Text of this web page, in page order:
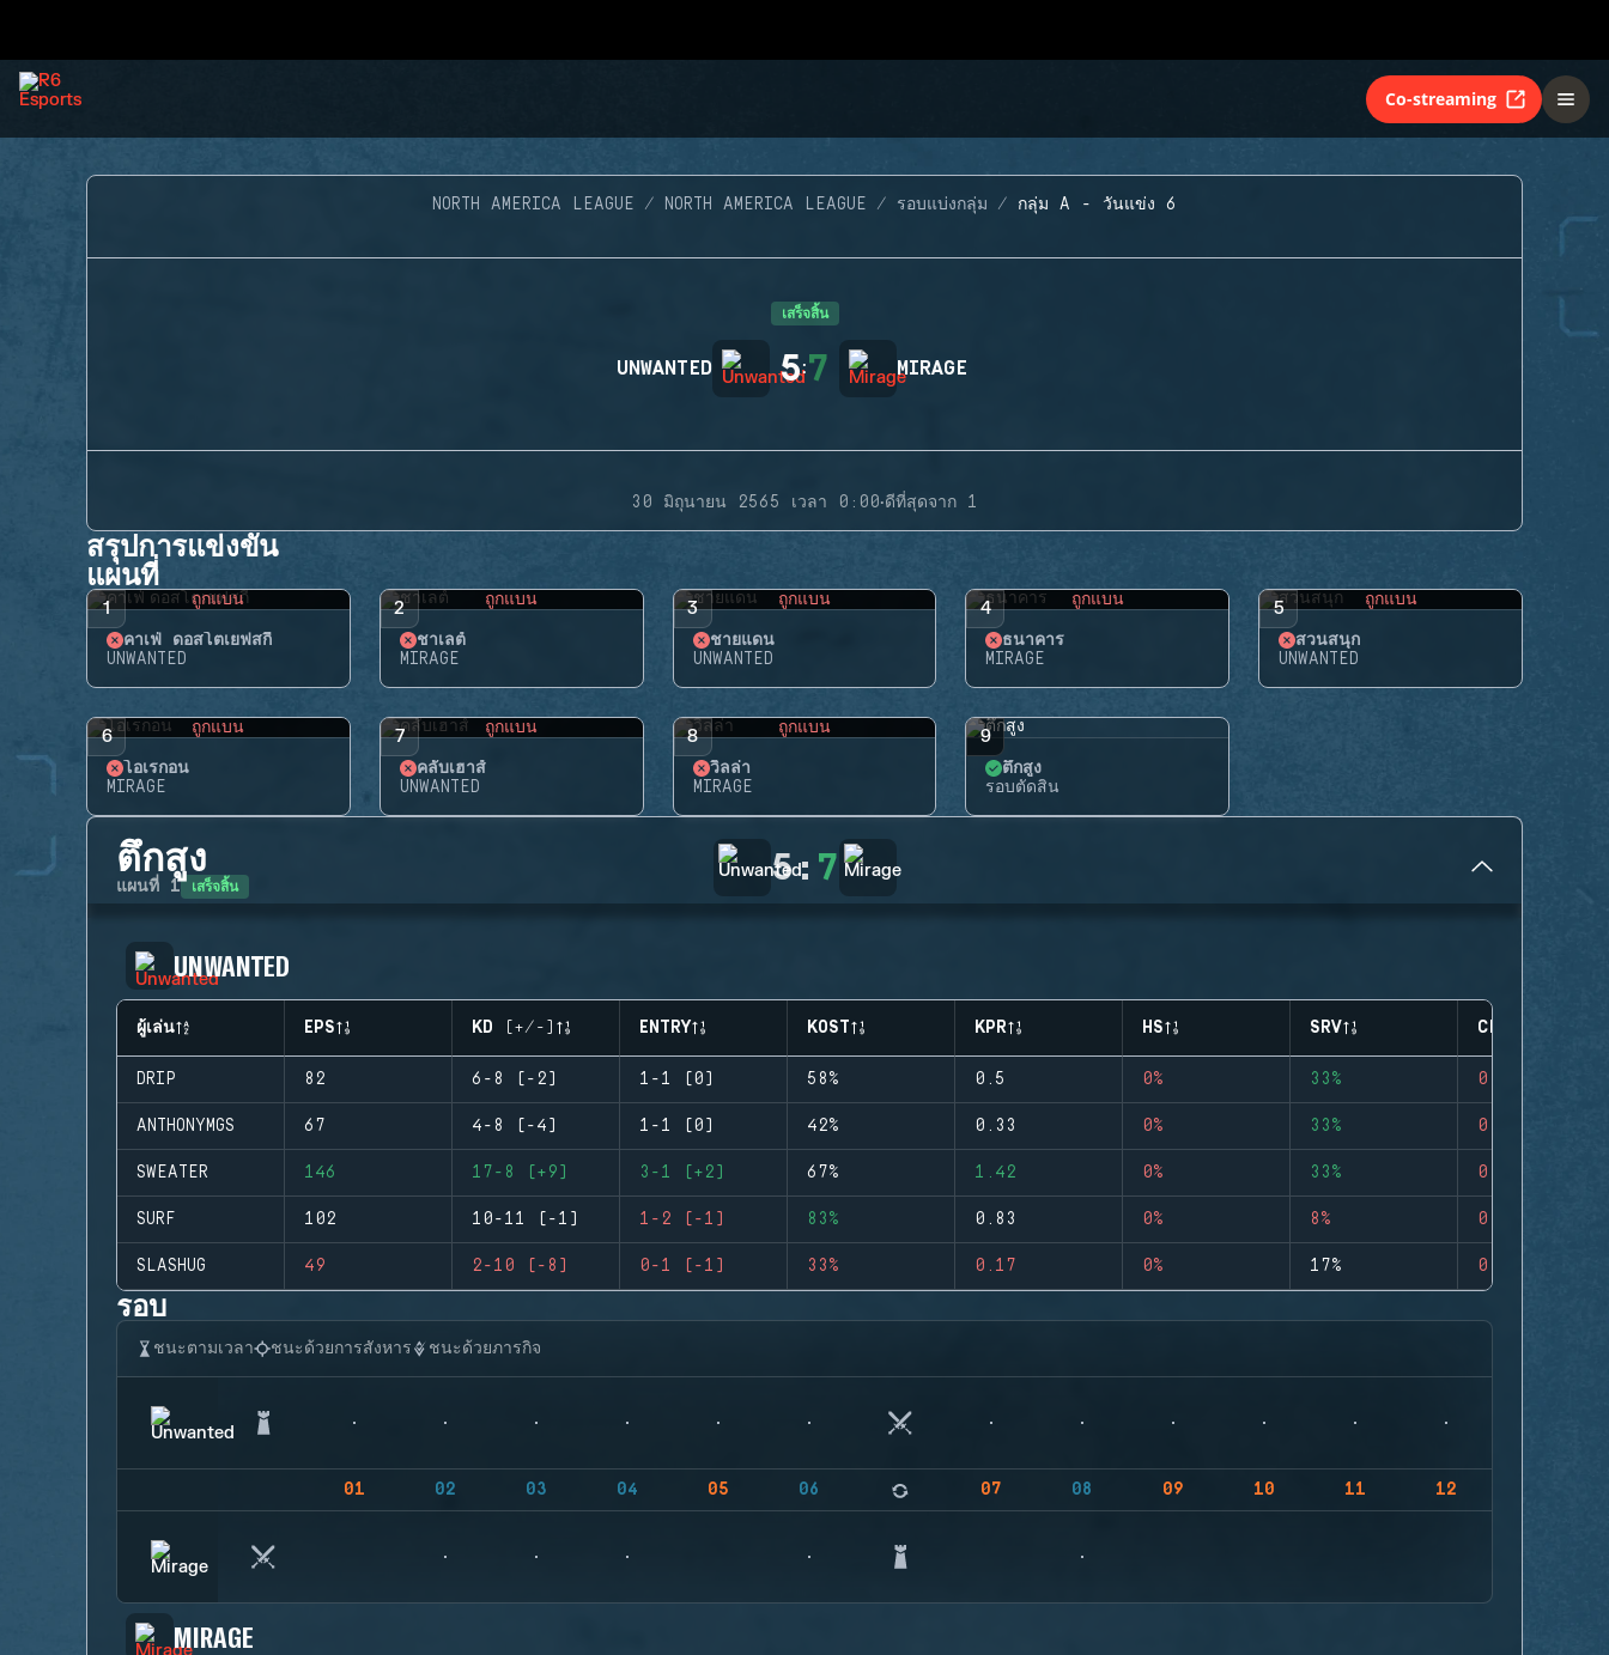
Co-streaming
NORTH AMERICA LEAGUE NORTH AMERICA LEAGUE รอบแบ่งกลุ่ม กลุ่ม A - วันแข่ง 6
เสร็จสิ้น
UNWANTED 5:7 MIRAGE
30 มิถุนายน 2565 เวลา 0:00·ดีที่สุดจาก 1
สรุปการแข่งขัน
แผนที่
1 ถูกแบน
คาเฟ่ ดอสโตเยฟสกี้
UNWANTED
2 ถูกแบน
ชาเลต์
MIRAGE
3 ถูกแบน
ชายแดน
UNWANTED
4 ถูกแบน
ธนาคาร
MIRAGE
5 ถูกแบน
สวนสนุก
UNWANTED
6 ถูกแบน
โอเรกอน
MIRAGE
7 ถูกแบน
คลับเฮาส์
UNWANTED
8 ถูกแบน
วิลล่า
MIRAGE
9
ตึกสูง
รอบตัดสิน
ตึกสูง
แผนที่ 1 เสร็จสิ้น 5: 7
UNWANTED
ผู้เล่น EPS KD (+/-) ENTRY KOST KPR HS SRV CLUTCHES
DRIP 82 6-8 (-2) 1-1 (0) 58% 0.5 0% 33% 0
ANTHONYMGS 67 4-8 (-4) 1-1 (0) 42% 0.33 0% 33% 0
SWEATER 146 17-8 (+9) 3-1 (+2) 67% 1.42 0% 33% 0
SURF 102 10-11 (-1) 1-2 (-1) 83% 0.83 0% 8% 0
SLASHUG 49 2-10 (-8) 0-1 (-1) 33% 0.17 0% 17% 0
รอบ
ชนะตามเวลา ชนะด้วยการสังหาร ชนะด้วยภารกิจ
01 02 03 04 05 06 07 08 09 10 11 12
MIRAGE